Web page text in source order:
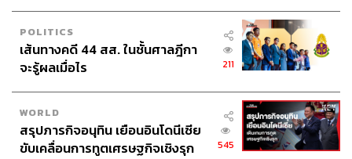
POLITICS
เส้นทางคดี 44 สส. ในชั้นศาลฎีกา
จะรู้ผลเมื่อไร
211
WORLD
สรุปภารกิจอนุทิน เยือนอินโดนีเซีย
ขับเคลื่อนการทูตเศรษฐกิจเชิงรุก
545